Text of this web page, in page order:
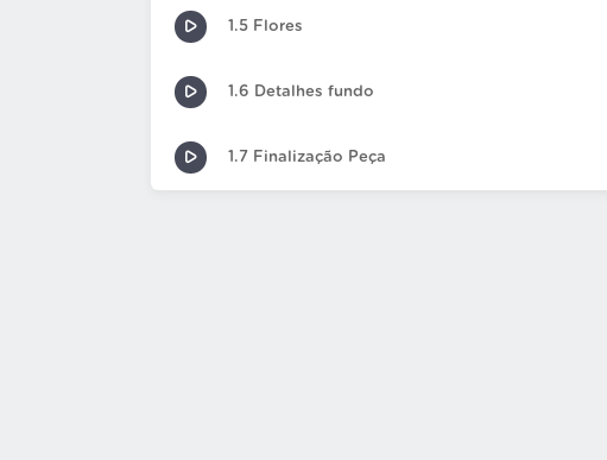
1.5 Flores
1.6 Detalhes fundo
1.7 Finalização Peça